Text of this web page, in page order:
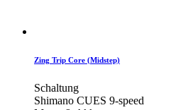
Zing Trip Core (Midstep)
Schaltung
Shimano CUES 9-speed